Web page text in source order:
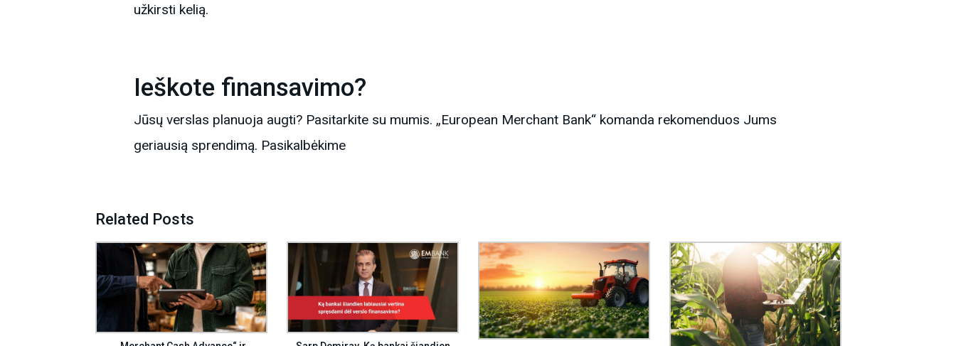
užkirsti kelią.
Ieškote finansavimo?
Jūsų verslas planuoja augti? Pasitarkite su mumis. „European Merchant Bank“ komanda rekomenduos Jums
geriausią sprendimą. Pasikalbėkime
Related Posts